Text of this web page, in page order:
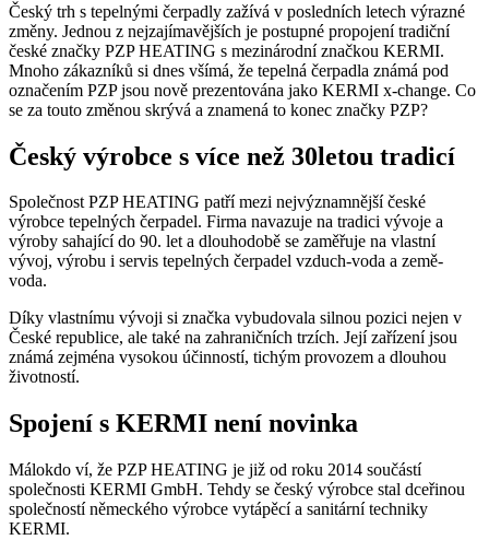
Český trh s tepelnými čerpadly zažívá v posledních letech výrazné
změny. Jednou z nejzajímavějších je postupné propojení tradiční
české značky PZP HEATING s mezinárodní značkou KERMI.
Mnoho zákazníků si dnes všímá, že tepelná čerpadla známá pod
označením PZP jsou nově prezentována jako KERMI x-change. Co
se za touto změnou skrývá a znamená to konec značky PZP?
Český výrobce s více než 30letou tradicí
Společnost PZP HEATING patří mezi nejvýznamnější české
výrobce tepelných čerpadel. Firma navazuje na tradici vývoje a
výroby sahající do 90. let a dlouhodobě se zaměřuje na vlastní
vývoj, výrobu i servis tepelných čerpadel vzduch-voda a země-
voda.
Díky vlastnímu vývoji si značka vybudovala silnou pozici nejen v
České republice, ale také na zahraničních trzích. Její zařízení jsou
známá zejména vysokou účinností, tichým provozem a dlouhou
životností.
Spojení s KERMI není novinka
Málokdo ví, že PZP HEATING je již od roku 2014 součástí
společnosti KERMI GmbH. Tehdy se český výrobce stal dceřinou
společností německého výrobce vytápěcí a sanitární techniky
KERMI.